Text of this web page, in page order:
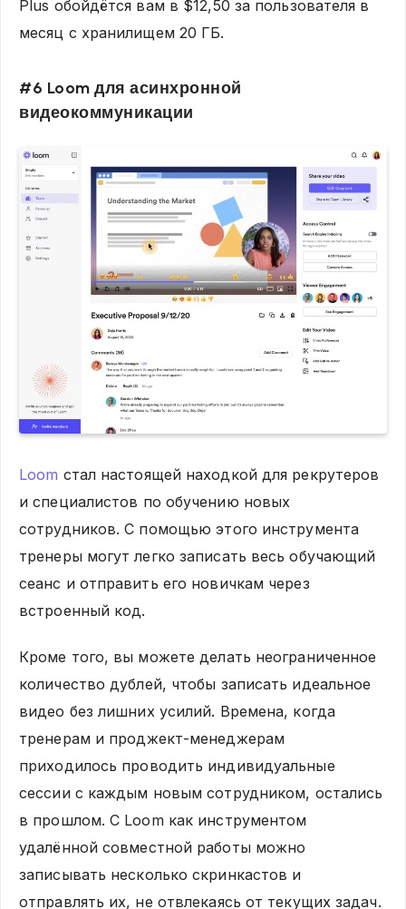
Plus обойдётся вам в $12,50 за пользователя в
месяц с хранилищем 20 ГБ.
#6 Loom для асинхронной
видеокоммуникации
Loom стал настоящей находкой для рекрутеров
и специалистов по обучению новых
сотрудников. С помощью этого инструмента
тренеры могут легко записать весь обучающий
сеанс и отправить его новичкам через
встроенный код.
Кроме того, вы можете делать неограниченное
количество дублей, чтобы записать идеальное
видео без лишних усилий. Времена, когда
тренерам и проджект-менеджерам
приходилось проводить индивидуальные
сессии с каждым новым сотрудником, остались
в прошлом. С Loom как инструментом
удалённой совместной работы можно
записывать несколько скринкастов и
отправлять их, не отвлекаясь от текущих задач.